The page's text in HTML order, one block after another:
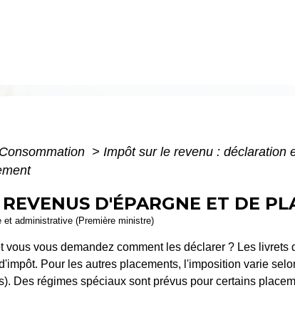
> Impôt sur le revenu : déclaration
D'ÉPARGNE ET DE
administrative (Première ministre)
vous demandez comment les déclarer ? Les livrets
Pour les autres placements, l'imposition varie
Des régimes spéciaux sont prévus pour certains